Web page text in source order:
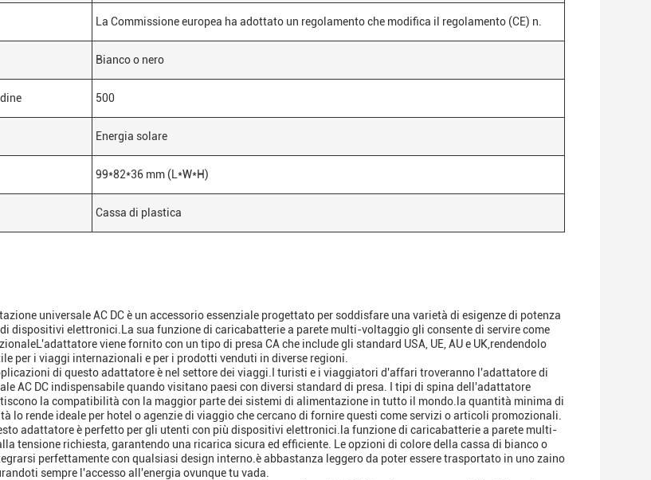
La Commissione europea ha adottato un regolamento che modifica il regolamento (CE) n.
Bianco o nero
500
Energia solare
99*82*36 mm (L*W*H)
Cassa di plastica
universale AC DC è un accessorio essenziale progettato per soddisfare una varietà di esigenze di potenza
dispositivi elettronici.La sua funzione di caricabatterie a parete multi-voltaggio gli consente di servire come
viene fornito con un tipo di presa CA che include gli standard USA, UE, AU e UK,rendendolo
per i viaggi internazionali e per i prodotti venduti in diverse regioni.
di questo adattatore è nel settore dei viaggi.I turisti e i viaggiatori d'affari troveranno l'adattatore di
AC DC indispensabile quando visitano paesi con diversi standard di presa. I tipi di spina dell'adattatore
la compatibilità con la maggior parte dei sistemi di alimentazione in tutto il mondo.la quantità minima di
lo rende ideale per hotel o agenzie di viaggio che cercano di fornire questi come servizi o articoli promozionali.
adattatore è perfetto per gli utenti con più dispositivi elettronici.la funzione di caricabatterie a parete multi-
tensione richiesta, garantendo una ricarica sicura ed efficiente. Le opzioni di colore della cassa di bianco o
perfettamente con qualsiasi design interno.è abbastanza leggero da poter essere trasportato in uno zaino
sempre l'accesso all'energia ovunque tu vada.